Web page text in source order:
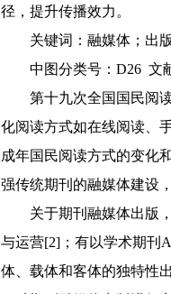
径，提升传播效力。
关键词：融媒体；出
中图分类号：D26 文
第十九次全国国民阅
化阅读方式如在线阅读、
成年国民阅读方式的变化
强传统期刊的融媒体建设
关于期刊融媒体出版
与运营[2]；有以学术期刊
体、载体和客体的独特性